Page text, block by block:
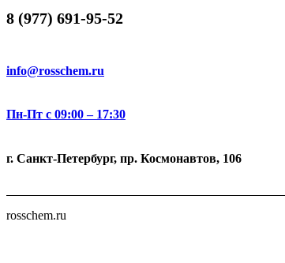
8 (977) 691-95-52
info@rosschem.ru
Пн-Пт с 09:00 – 17:30
г. Санкт-Петербург, пр. Космонавтов, 106
rosschem.ru